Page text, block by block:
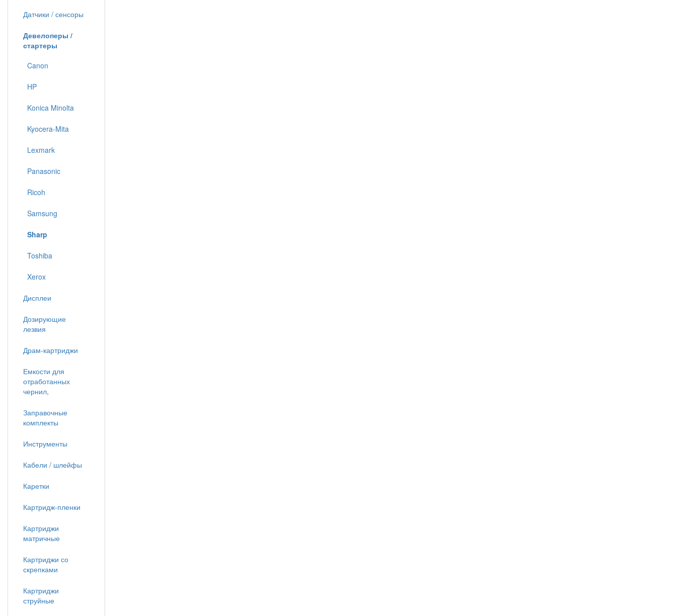
Датчики / сенсоры
Девелоперы /
стартеры
Canon
HP
Konica Minolta
Kyocera-Mita
Lexmark
Panasonic
Ricoh
Samsung
Sharp
Toshiba
Xerox
Дисплеи
Дозирующие
лезвия
Драм-картриджи
Емкости для
отработанных
чернил,
Заправочные
комплекты
Инструменты
Кабели / шлейфы
Каретки
Картридж-пленки
Картриджи
матричные
Картриджи со
скрепками
Картриджи
струйные